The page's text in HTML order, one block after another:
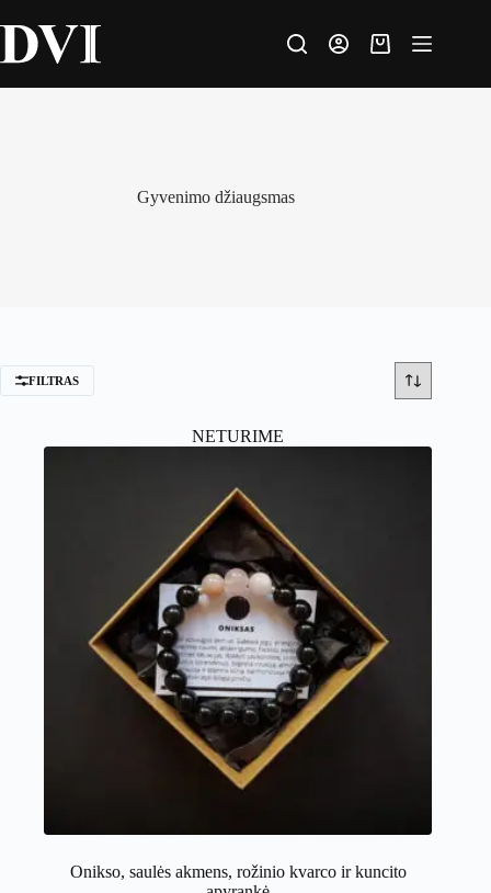
to
content
Krepšelis
Gyvenimo džiaugsmas
FILTRAS
NETURIME
Onikso, saulės akmens, rožinio kvarco ir kuncito